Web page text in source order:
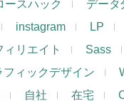
ースハック データ
instagram LP
ィリエイト Sass
フィックデザイン
自社 在宅